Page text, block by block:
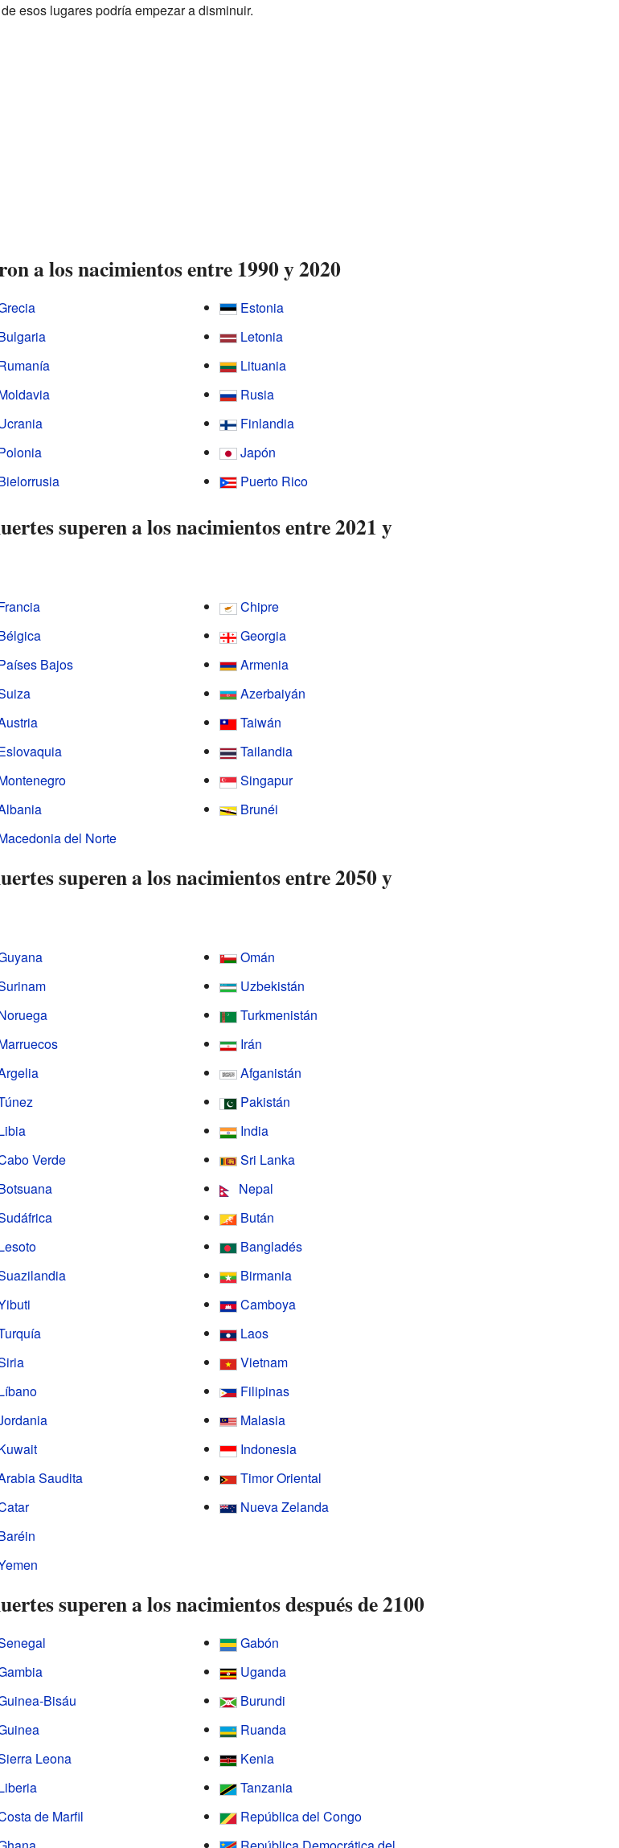
esos lugares podría empezar a disminuir.
a los nacimientos entre 1990 y 2020
Estonia
Letonia
Lituania
Rusia
Finlandia
Japón
Puerto Rico
superen a los nacimientos entre 2021 y
Bajos
del Norte
Chipre
Georgia
Armenia
Azerbaiyán
Taiwán
Tailandia
Singapur
Brunéi
superen a los nacimientos entre 2050 y
Verde
Saudita
Omán
Uzbekistán
Turkmenistán
Irán
Afganistán
Pakistán
India
Sri Lanka
Nepal
Bután
Bangladés
Birmania
Camboya
Laos
Vietnam
Filipinas
Malasia
Indonesia
Timor Oriental
Nueva Zelanda
superen a los nacimientos después de 2100
Bisáu
Leona
de Marfil
Gabón
Uganda
Burundi
Ruanda
Kenia
Tanzania
República del Congo